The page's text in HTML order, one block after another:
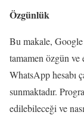
Özgünlük
Bu makale,
tamamen özgün
WhatsApp hesabı
sunmaktadır.
edilebileceği ve